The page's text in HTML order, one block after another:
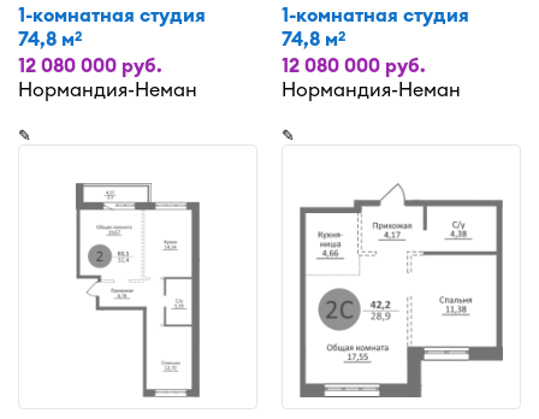
1-комнатная студия
74,8 м2
12 080 000 руб.
Нормандия-Неман
1-комнатная студия
74,8 м2
12 080 000 руб.
Нормандия-Неман
✎ ✎